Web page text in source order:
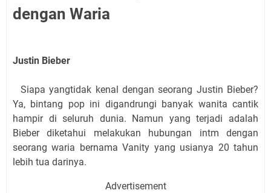
dengan Waria
Justin Bieber
Siapa yangtidak kenal dengan seorang Justin Bieber?
Ya, bintang pop ini digandrungi banyak wanita cantik
hampir di seluruh dunia. Namun yang terjadi adalah
Bieber diketahui melakukan hubungan intm dengan
seorang waria bernama Vanity yang usianya 20 tahun
lebih tua darinya.
Advertisement